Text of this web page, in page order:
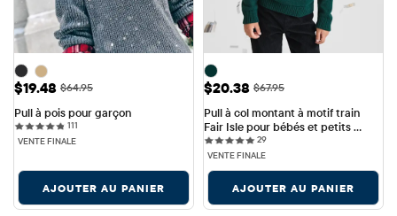
Prix ​​de vente: $19.48
$19.48 Prix ​​d'origine: $64.95
$64.95
Pull à pois pour garçon
111
VENTE FINALE
AJOUTER AU PANIER
Prix ​​de vente: $20.38
$20.38 Prix ​​d'origine: $67.95
$67.95
Pull à col montant à motif train
Fair Isle pour bébés et petits
garçons
2929 reviews
VENTE FINALE
AJOUTER AU PANIER